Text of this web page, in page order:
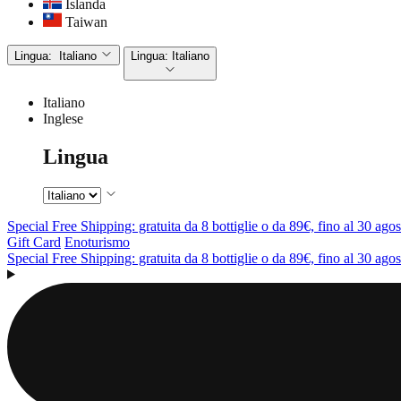
Islanda
Taiwan
Lingua: Italiano Lingua: Italiano
Italiano
Inglese
Lingua
Special Free Shipping: gratuita da 8 bottiglie o da 89€, fino al 30
Gift Card Enoturismo
Special Free Shipping: gratuita da 8 bottiglie o da 89€, fino al 30